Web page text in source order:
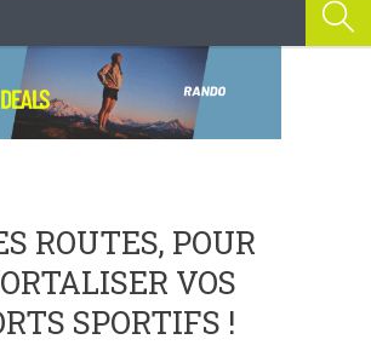
ROUTES, POUR
VOS
SPORTIFS !